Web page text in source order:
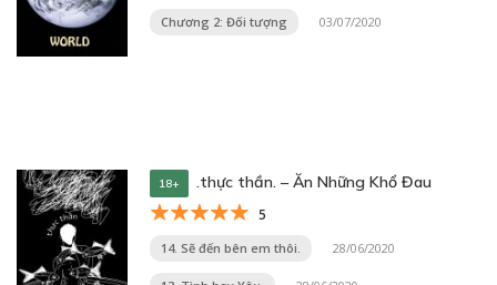
Chương 2: Đối tượng 03/07/2020
18+ .thực thần. – Ăn Những Khổ Đau
5
14. Sẽ đến bên em thôi. 28/06/2020